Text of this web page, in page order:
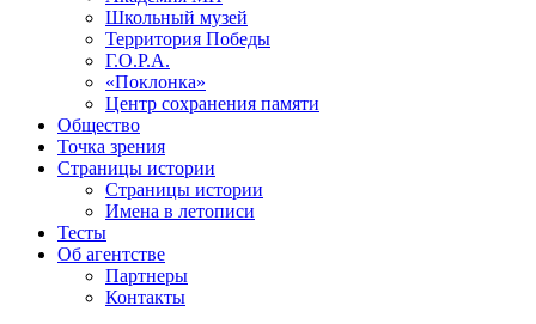
Школьный музей
Территория Победы
Г.О.Р.А.
«Поклонка»
Центр сохранения памяти
Общество
Точка зрения
Страницы истории
Страницы истории
Имена в летописи
Тесты
Об агентстве
Партнеры
Контакты